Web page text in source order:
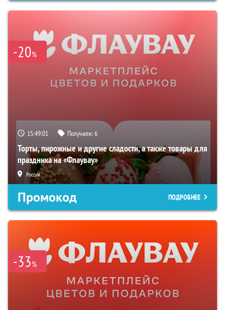
-20%
15:49:00 Получили:6
Торты, пирожные и другие сладости, а также товары для
праздника на «Флаувау»
Россия
Промокод ПОДРОБНЕЕ
-33%